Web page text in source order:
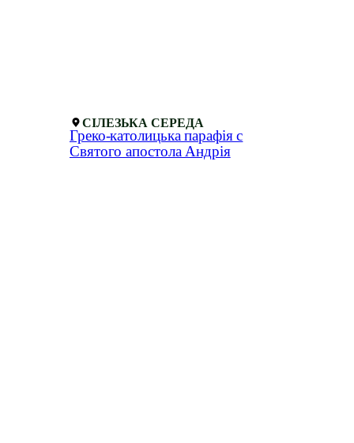
СІЛЕЗЬКА СЕРЕДА
Греко-католицька парафія с
Святого апостола Андрія